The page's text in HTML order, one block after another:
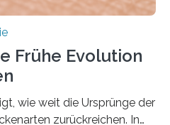
Frühe Evolution
wie weit die Ursprünge der
zurückreichen. In